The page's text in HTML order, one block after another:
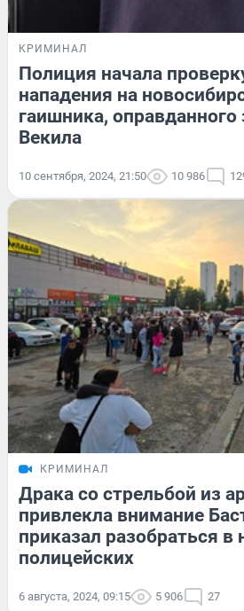
КРИМИНАЛ
Полиция начала
нападения на
гаишника, оправданного
Векила
10 сентября, 2024, 21:50 10 986
КРИМИНАЛ
Драка со стрельбой из
привлекла внимание
приказал разобраться в
полицейских
6 августа, 2024, 09:15 5 906 27